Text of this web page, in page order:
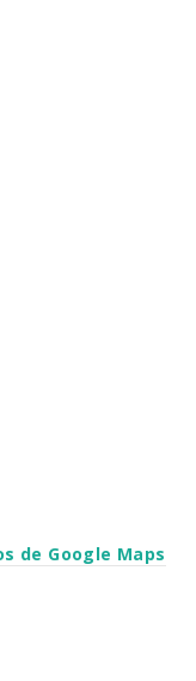
de Google Maps